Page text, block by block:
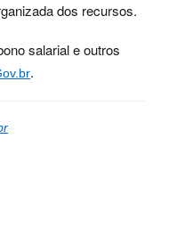
dos recursos.
salarial e outros
.